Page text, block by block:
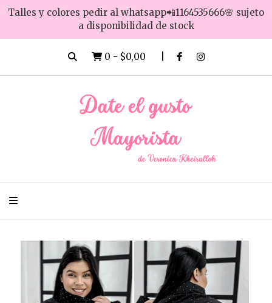
Talles y colores pedir al whatsapp📲1164535666🌸 sujeto
a disponibilidad de stock
0 - $0,00